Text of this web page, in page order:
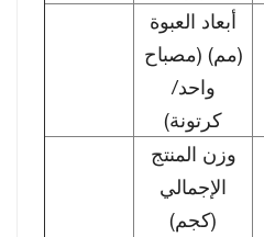
أبعاد العبوة
(مم) (مصباح
واحد/
كرتونة)
وزن المنتج
الإجمالي
(كجم)